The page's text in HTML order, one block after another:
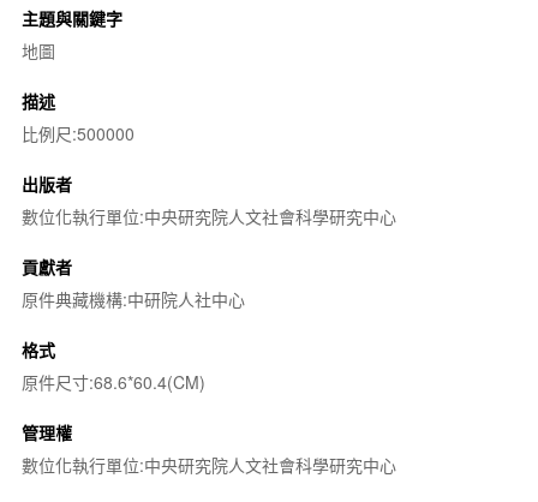
主題與關鍵字
地圖
描述
比例尺:500000
出版者
數位化執行單位:中央研究院人文社會科學研究中心
貢獻者
原件典藏機構:中研院人社中心
格式
原件尺寸:68.6*60.4(CM)
管理權
數位化執行單位:中央研究院人文社會科學研究中心